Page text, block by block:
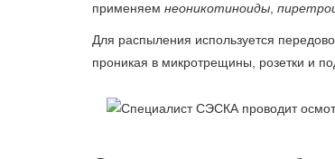
применяем неоникотиноиды
Для распыления используется
проникая в микротрещины, розетки и